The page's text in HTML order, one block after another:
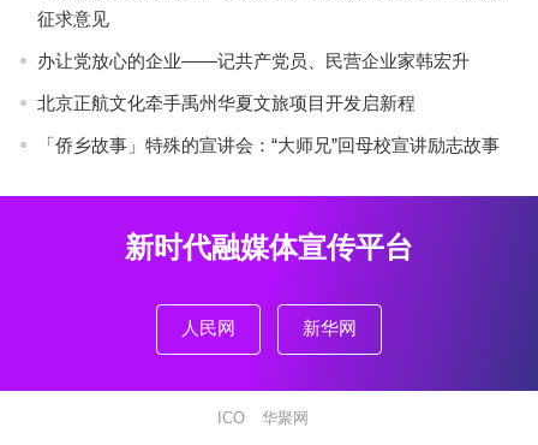
征求意见
办让党放心的企业——记共产党员、民营企业家韩宏升
北京正航文化牵手禹州华夏文旅项目开发启新程
「侨乡故事」特殊的宣讲会：“大师兄”回母校宣讲励志故事
新时代融媒体宣传平台
人民网 新华网
ICO 华聚网